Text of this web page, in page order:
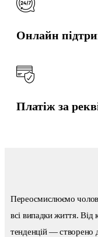
Онлайн
Платіж за
Переосмислюємо
всі випадки життя. Від
тенденцій — створено